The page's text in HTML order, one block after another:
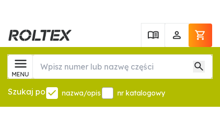
MENU
Szukaj po nazwa/opis nr katalogowy